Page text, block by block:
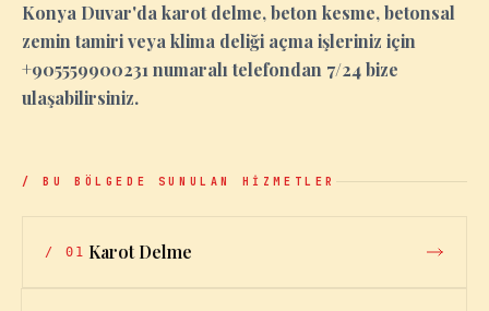
Konya Duvar'da karot delme, beton kesme, betonsal
zemin tamiri veya klima deliği açma işleriniz için
+905559900231 numaralı telefondan 7/24 bize
ulaşabilirsiniz.
/ BU BÖLGEDE SUNULAN HİZMETLER
/ 01 Karot Delme